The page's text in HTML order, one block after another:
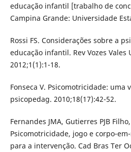
educação infantil [trabalho de
Campina Grande: Universidade
Rossi FS. Considerações sobre a
educação infantil. Rev Vozes Vales
2012;1(1):1-18.
Fonseca V. Psicomotricidade: uma
psicopedag. 2010;18(17):42-52.
Fernandes JMA, Gutierres PJB
Psicomotricidade, jogo e corpo-
para a intervenção. Cad Bras Ter